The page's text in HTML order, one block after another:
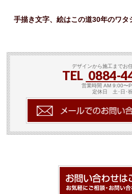
手描き文字、絵はこの道30年のワタ
デザインから施工までお
TEL 0884-
営業時間 AM 9:00〜
定休日 土･日･